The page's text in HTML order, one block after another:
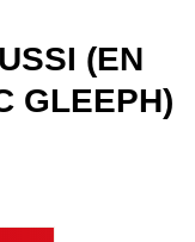
(EN
GLEEPH)